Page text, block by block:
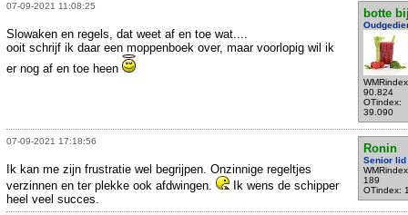
07-09-2021 11:08:25
botte
90.824
OTindex:
39.090
Slowaken en regels, dat weet af en toe wat....
ooit schrijf ik daar een moppenboek over, maar voorlopig wil ik
er nog af en toe heen
07-09-2021 17:18:56
Ronin
Senior lid
189
OTindex:
Ik kan me zijn frustratie wel begrijpen. Onzinnige regeltjes
verzinnen en ter plekke ook afdwingen.
Ik wens de schipper
heel veel succes.